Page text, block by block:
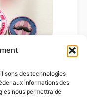
des technologies
aux informations des
nous permettra de